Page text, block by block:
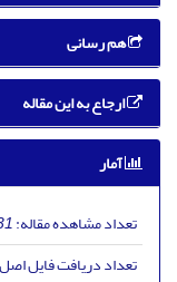
هم رسانی
ارجاع به این مقاله
آمار
تعداد مشاهده مقاله:
تعداد دریافت فایل